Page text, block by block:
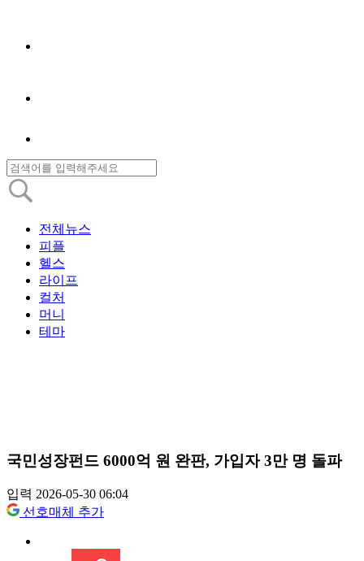
전체뉴스
피플
헬스
라이프
컬처
머니
테마
국민성장펀드 6000억 원 완판, 가입자 3만 명 돌파
입력 2026-05-30 06:04
선호매체 추가